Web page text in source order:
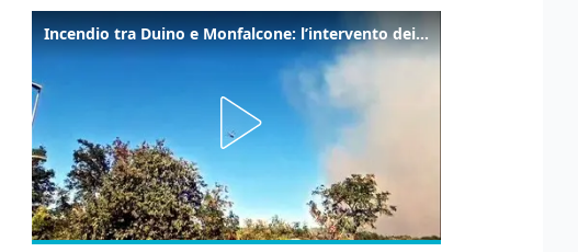
Incendio tra Duino e Monfalcone: l’intervento dei vigili del fuoco